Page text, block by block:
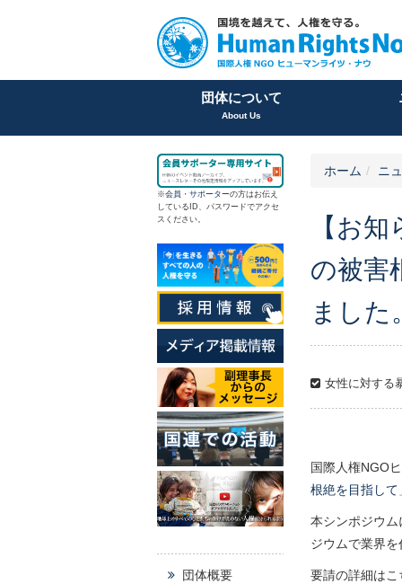
団体について
About Us
ホーム ニ
【お
の被害
ました
女性に対する
国際人権NGO
根絶を目指して
本シンポジウ
ジウムで業界
要請の詳細は
※会員 ・ サポーターの方はお伝え
しているID、パスワードでアクセ
スください。
団体概要